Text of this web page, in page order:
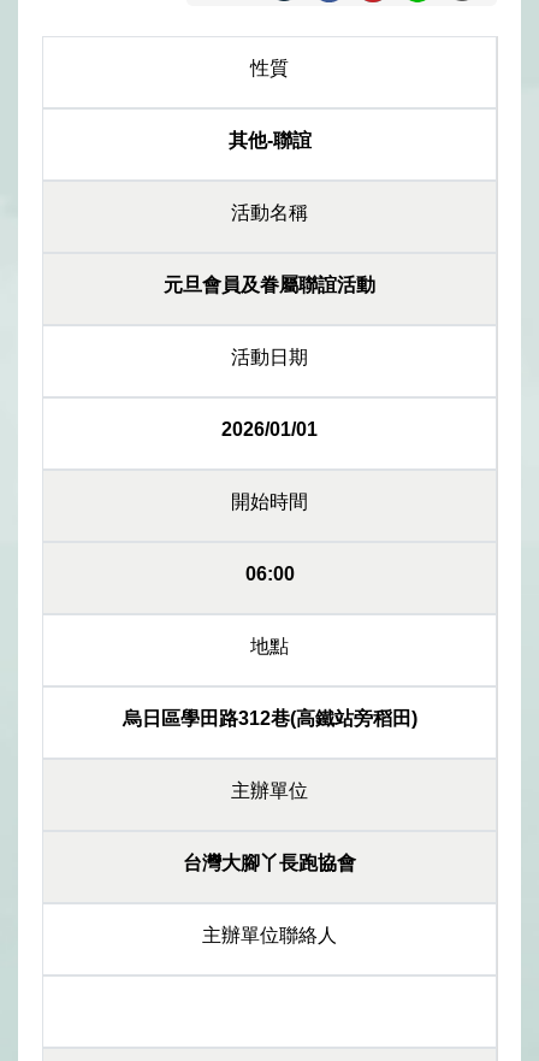
性質
其他-聯誼
活動名稱
元旦會員及眷屬聯誼活動
活動日期
2026/01/01
開始時間
06:00
地點
烏日區學田路312巷(高鐵站旁稻田)
主辦單位
台灣大腳丫長跑協會
主辦單位聯絡人